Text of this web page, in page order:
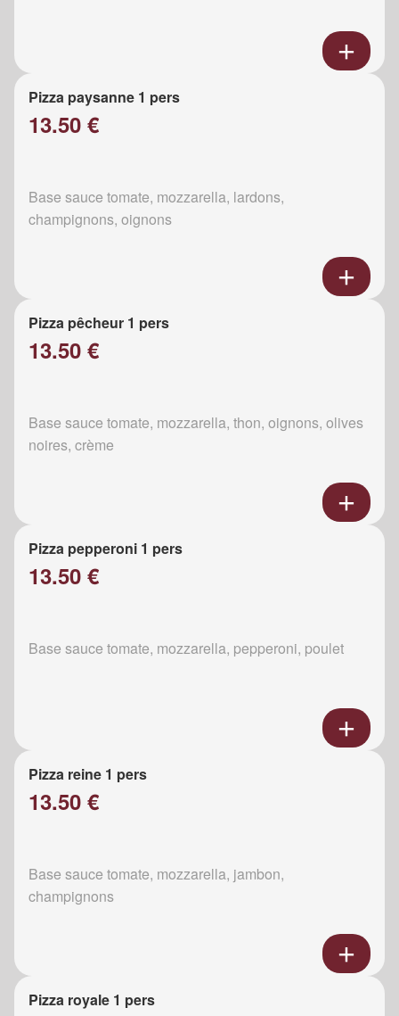
Pizza paysanne 1 pers
13.50 €
Base sauce tomate, mozzarella, lardons,
champignons, oignons
Pizza pêcheur 1 pers
13.50 €
Base sauce tomate, mozzarella, thon, oignons, olives
noires, crème
Pizza pepperoni 1 pers
13.50 €
Base sauce tomate, mozzarella, pepperoni, poulet
Pizza reine 1 pers
13.50 €
Base sauce tomate, mozzarella, jambon,
champignons
Pizza royale 1 pers